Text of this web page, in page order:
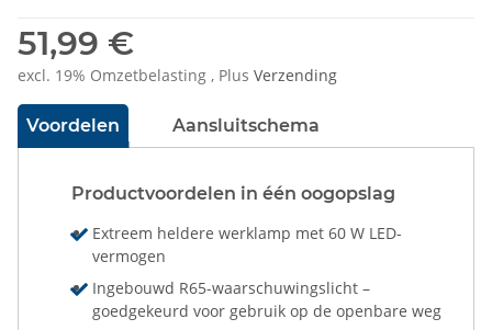
51,99 €
excl. 19% Omzetbelasting , Plus Verzending
Voordelen Aansluitschema
Productvoordelen in één oogopslag
Extreem heldere werklamp met 60 W LED-
vermogen
Ingebouwd R65-waarschuwingslicht –
goedgekeurd voor gebruik op de openbare weg